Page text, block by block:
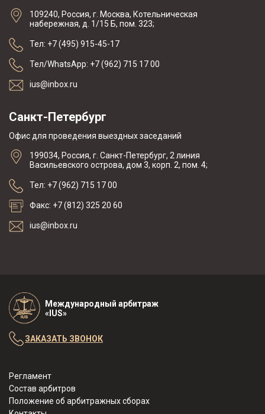
109240, Россия, г. Москва, Котельническая
набережная, д. 1/15 Б, пом. 323;
Тел: +7 (495) 915-45-17
Тел/WhatsApp: +7 (962) 715 17 00
ius@inbox.ru
Санкт-Петербург
Офис для проведения выездных заседаний
199034, Россия, г. Санкт-Петербург, 2 линия
Васильевского острова, дом 3, корп. 2, пом. 4;
Тел: +7 (962) 715 17 00
Факс: +7 (812) 325 20 60
ius@inbox.ru
Международный арбитраж
«IUS»
Регламент
Состав арбитров
Положение об арбитражных сборах
ЗАКАЗАТЬ ЗВОНОК